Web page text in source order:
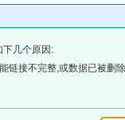
下几个原因:
链接不完整,或数据已被删